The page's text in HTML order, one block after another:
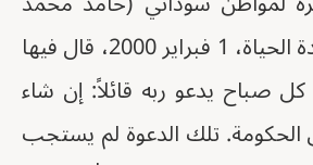
فقير) نشرتها جريدة الحياة، 1 فبراير 2000، قال فيها
صباح يدعو ربه قائلاً: إن شاء
الحكومة. تلك الدعوة لم يستجب